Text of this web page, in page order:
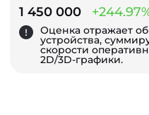
1 450 000
Оценка отражает
устройства,
скорости
2D/3D-графики.